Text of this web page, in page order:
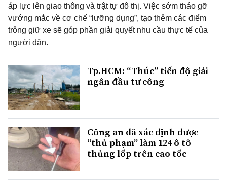
áp lực lên giao thông và trật tự đô thị. Việc sớm tháo gỡ
vướng mắc về cơ chế “lưỡng dụng”, tạo thêm các điểm
trông giữ xe sẽ góp phần giải quyết nhu cầu thực tế của
người dân.
Tp.HCM: “Thúc” tiến độ giải
ngân đầu tư công
Công an đã xác định được
“thủ phạm” làm 124 ô tô
thủng lốp trên cao tốc